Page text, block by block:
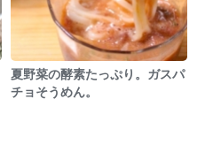
夏野菜の酵素たっぷり。ガスパ
チョそうめん。